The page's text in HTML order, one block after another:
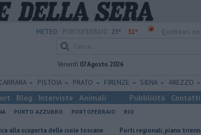
METEO: 25° 31°
Venerdì 07 Agosto 2026
PISTOIA PRATO FIRENZE SIENA AREZZO
Blog Interviste Animali Pubblicità Contatti
PORTO AZZURRO PORTOFERRAIO RIO
delle isole toscane Porti regionali, piano triennale da